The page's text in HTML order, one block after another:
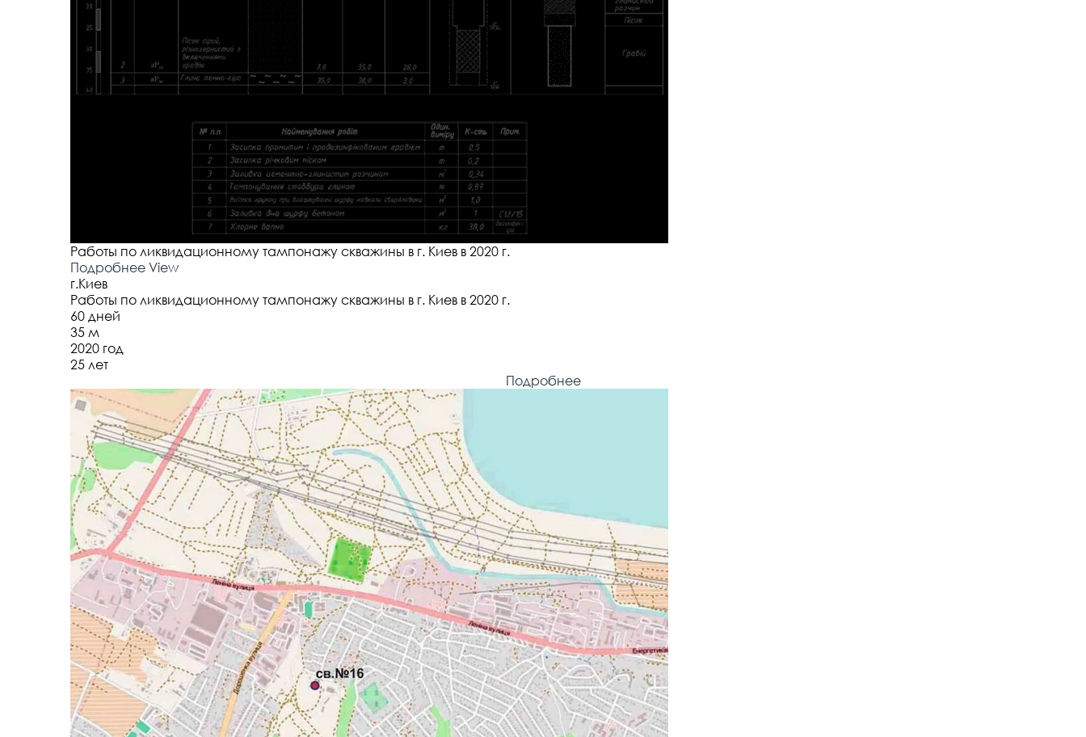
Работы по ликвидационному тампонажу скважины в г. Киев в 2020 г.
Подробнее View
г.Киев
Работы по ликвидационному тампонажу скважины в г. Киев в 2020 г.
60 дней
35 м
2020 год
25 лет
Подробнее